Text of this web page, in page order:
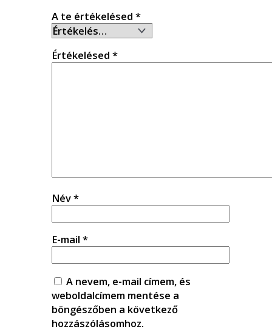
A te értékelésed *
Értékelésed *
Név*
E-mail *
A nevem, e-mail címem, és
weboldalcímem mentése a
böngészőben a következő
hozzászólásomhoz.